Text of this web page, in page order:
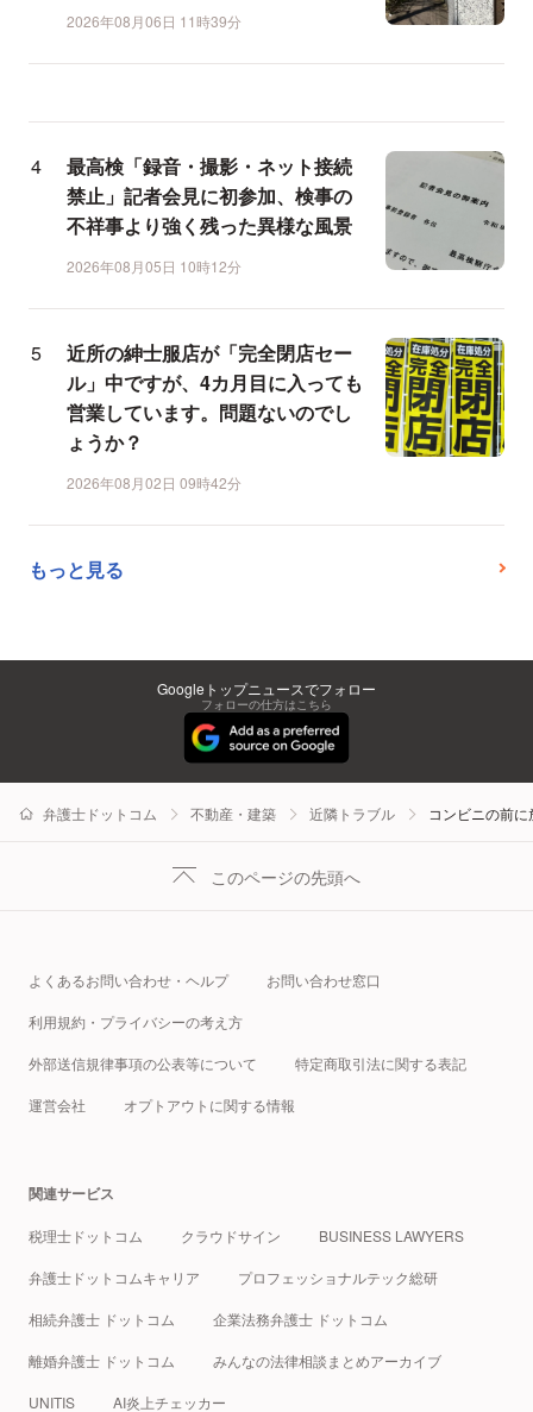
2026年08月06日 11時39分
最高検「録音・撮影・ネット接続
禁止」記者会見に初参加、検事の
不祥事より強く残った異様な風景
2026年08月05日 10時12分
近所の紳士服店が「完全閉店セー
ル」中ですが、4カ月目に入っても
営業しています。問題ないのでし
ょうか？
2026年08月02日 09時42分
もっと見る
Googleトップニュースでフォロー
フォローの仕方はこちら
弁護士ドットコム 不動産・建築 近隣トラブル コンビニの前
このページの先頭へ
よくあるお問い合わせ・ヘルプ お問い合わせ窓口
利用規約・プライバシーの考え方
外部送信規律事項の公表等について 特定商取引法に関する表記
運営会社 オプトアウトに関する情報
関連サービス
税理士ドットコム クラウドサイン BUSINESS LAWYERS
弁護士ドットコムキャリア プロフェッショナルテック総研
相続弁護士 ドットコム 企業法務弁護士 ドットコム
離婚弁護士 ドットコム みんなの法律相談まとめアーカイブ
UNITIS AI炎上チェッカー